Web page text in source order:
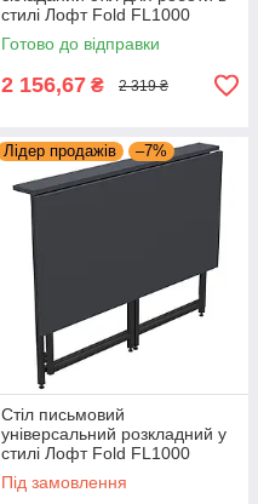
стилі Лофт Fold FL1000
(1000х600х750Н) чорний Дуб
сонома AMF
Готово до відправки
2 156,67 ₴ 2 319 ₴
Лідер продажів –7%
Стіл письмовий
універсальний розкладний у
стилі Лофт Fold FL1000
(1000х600х750Н) чорний
Антрацит AMF
Під замовлення